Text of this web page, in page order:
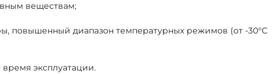
веществам;
повышенный диапазон температурных режимов (от -30°C
время эксплуатации.